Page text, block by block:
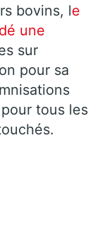
bovins, le
une
sur
pour sa
tous les